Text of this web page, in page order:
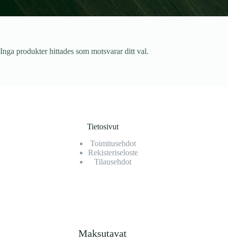
Inga produkter hittades som motsvarar ditt val.
Tietosivut
Toimitusehdot
Rekisteriseloste
Tilausehdot
Maksutavat